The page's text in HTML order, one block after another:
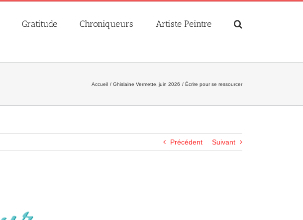
Gratitude Chroniqueurs Artiste Peintre
Accueil Ghislaine Vermette juin 2026 Écrire pour se ressourcer
Précédent Suivant